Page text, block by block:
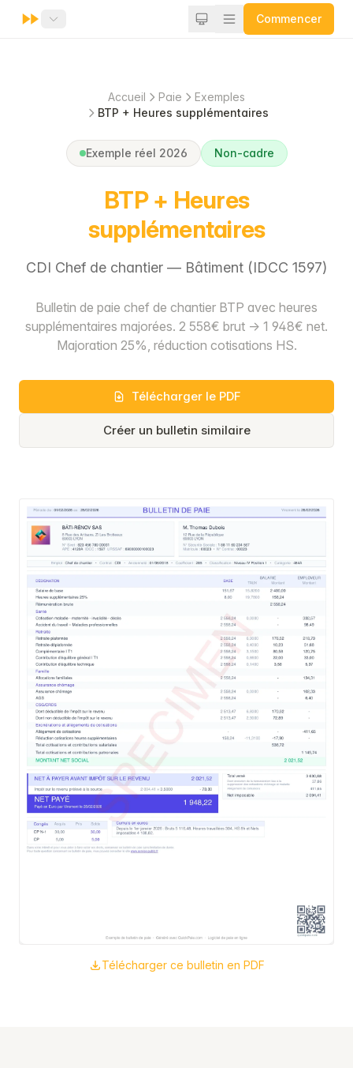
Commencer
Accueil Paie
Exemples
BTP + Heures supplémentaires
Exemple réel 2026 Non-cadre
BTP + Heures
supplémentaires
CDI Chef de chantier — Bâtiment (IDCC 1597)
Bulletin de paie chef de chantier BTP avec heures
supplémentaires majorées. 2 558€ brut → 1 948€ net.
Majoration 25%, réduction cotisations HS.
Télécharger le PDF
Créer un bulletin similaire
Télécharger ce bulletin en PDF